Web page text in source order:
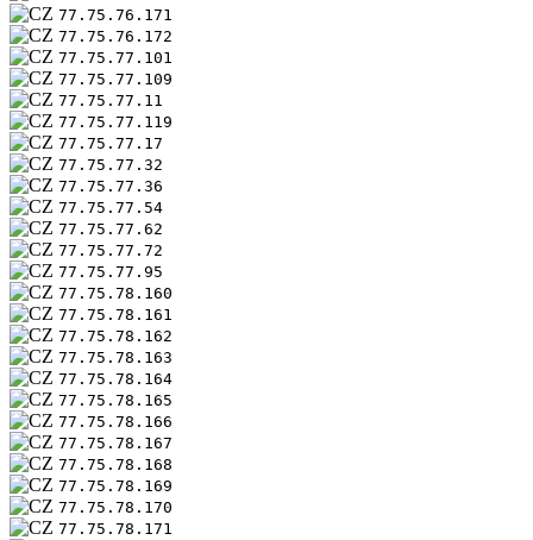
77.75.76.171
77.75.76.172
77.75.77.101
77.75.77.109
77.75.77.11
77.75.77.119
77.75.77.17
77.75.77.32
77.75.77.36
77.75.77.54
77.75.77.62
77.75.77.72
77.75.77.95
77.75.78.160
77.75.78.161
77.75.78.162
77.75.78.163
77.75.78.164
77.75.78.165
77.75.78.166
77.75.78.167
77.75.78.168
77.75.78.169
77.75.78.170
77.75.78.171